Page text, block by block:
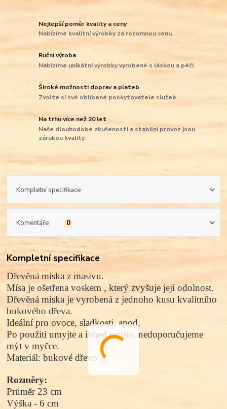
Nejlepší poměr kvality a ceny
Nabízíme kvalitní výrobky za rozumnou cenu.
Ruční výroba
Nabízíme unikátní výrobky vyrobené s láskou a péčí.
Široké možnosti doprav a plateb
Zvolte si své oblíbené poskytovatele služeb.
Na trhu více než 20 let
Naše dlouhodobé zkušenosti a stabilní provoz jsou
zárukou kvality.
Kompletní specifikace
Komentáře 0
Kompletní specifikace
Dřevěná miska z masivu.
Mísaje ošetřenavoskem , který zvyšuje její odolnost.
Dřevěná miska je vyrobená z jednoho kusu kvalitního
bukového dřeva.
Ideální pro ovoce, sladkosti, apod.
Po použití umyjte a ihned osušte, nedoporučujeme
mýt v myčce.
Materiál: bukové dřevo.
Rozměry:
Průměr 23 cm
Výška - 6 cm